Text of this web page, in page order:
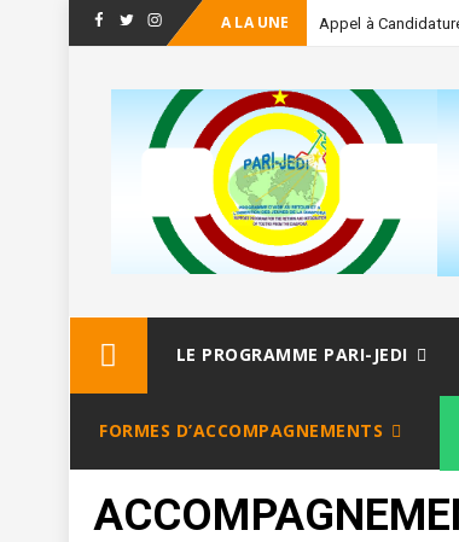
FacebookTwitterInstagram A LA UNE Appel à
LE PROGRAMME PARI-JEDI
FORMES D’ACCOMPAGNEMENTS